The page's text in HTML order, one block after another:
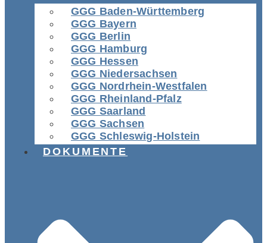
GGG Baden-Württemberg
GGG Bayern
GGG Berlin
GGG Hamburg
GGG Hessen
GGG Niedersachsen
GGG Nordrhein-Westfalen
GGG Rheinland-Pfalz
GGG Saarland
GGG Sachsen
GGG Schleswig-Holstein
DOKUMENTE